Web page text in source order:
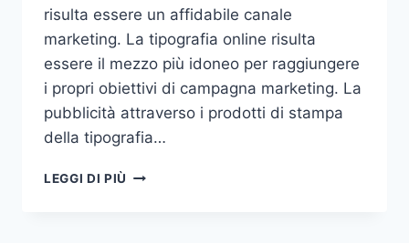
risulta essere un affidabile canale
marketing. La tipografia online risulta
essere il mezzo più idoneo per raggiungere
i propri obiettivi di campagna marketing. La
pubblicità attraverso i prodotti di stampa
della tipografia…
LEGGI DI PIÙ VUOI